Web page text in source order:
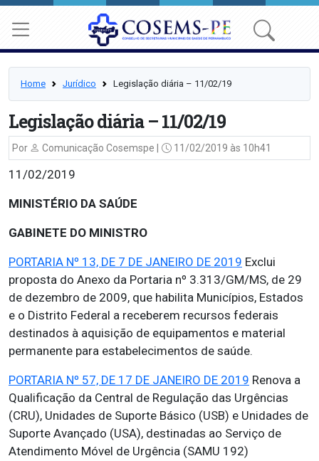
Home Jurídico Legislação diária – 11/02/19
Legislação diária – 11/02/19
Por Comunicação Cosemspe | 11/02/2019 às 10h41
11/02/2019
MINISTÉRIO DA SAÚDE
GABINETE DO MINISTRO
PORTARIA Nº 13, DE 7 DE JANEIRO DE 2019 Exclui
proposta do Anexo da Portaria nº 3.313/GM/MS, de 29
de dezembro de 2009, que habilita Municípios, Estados
e o Distrito Federal a receberem recursos federais
destinados à aquisição de equipamentos e material
permanente para estabelecimentos de saúde.
PORTARIA Nº 57, DE 17 DE JANEIRO DE 2019 Renova a
Qualificação da Central de Regulação das Urgências
(CRU), Unidades de Suporte Básico (USB) e Unidades de
Suporte Avançado (USA), destinadas ao Serviço de
Atendimento Móvel de Urgência (SAMU 192)